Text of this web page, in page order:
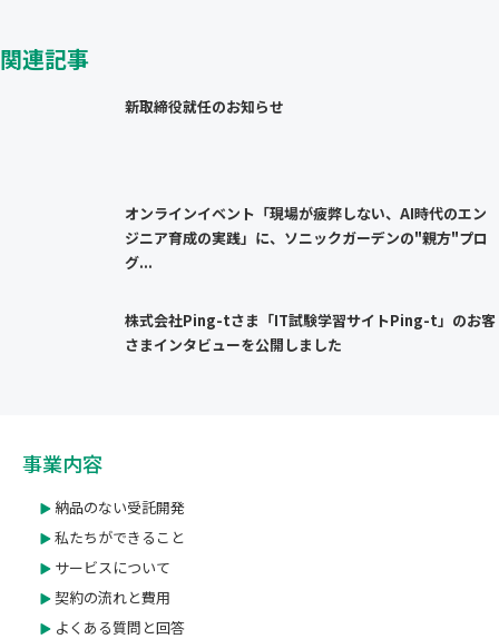
関連記事
新取締役就任のお知らせ
オンラインイベント「現場が疲弊しない、AI時代のエン
ジニア育成の実践」に、ソニックガーデンの"親方"プロ
グ...
株式会社Ping-tさま「IT試験学習サイトPing-t」のお客
さまインタビューを公開しました
事業内容
納品のない受託開発
私たちができること
サービスについて
契約の流れと費用
よくある質問と回答